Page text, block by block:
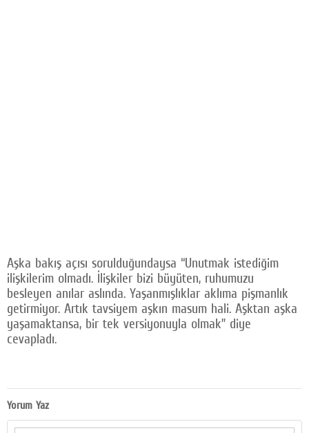
Aşka bakış açısı sorulduğundaysa “Unutmak istediğim
ilişkilerim olmadı. İlişkiler bizi büyüten, ruhumuzu
besleyen anılar aslında. Yaşanmışlıklar aklıma pişmanlık
getirmiyor. Artık tavsiyem aşkın masum hali. Aşktan aşka
yaşamaktansa, bir tek versiyonuyla olmak” diye
cevapladı.
Yorum Yaz